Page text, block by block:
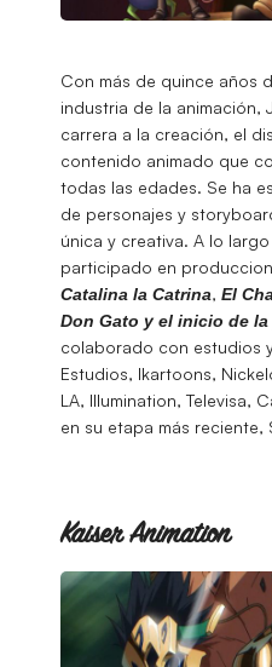
Con más de quince años
industria de la animación,
carrera a la creación, el
contenido animado que
todas las edades. Se ha
de personajes y
única y creativa. A lo
participado en
Catalina la Catrina, El
Don Gato y el inicio de
colaborado con estudios
Estudios, Ikartoons,
LA, Illumination, Televisa,
en su etapa más reciente,
Kaiser Animation